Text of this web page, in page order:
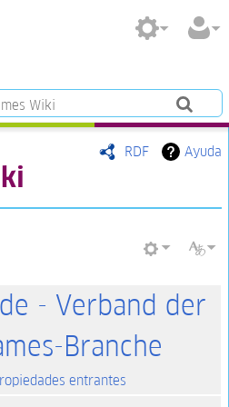
RDF Ayuda
- Verband der
Branche
entrantes